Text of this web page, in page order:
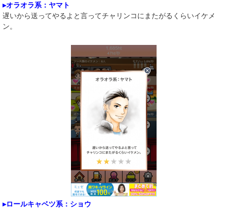
▸オラオラ系：ヤマト
遅いから送ってやるよと言ってチャリンコにまたがるくらいイケメ
ン。
▸ロールキャベツ系：ショウ